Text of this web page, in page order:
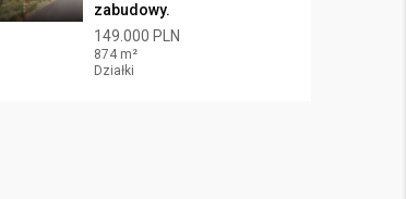
zabudowy.
149.000 PLN
874 m²
Działki